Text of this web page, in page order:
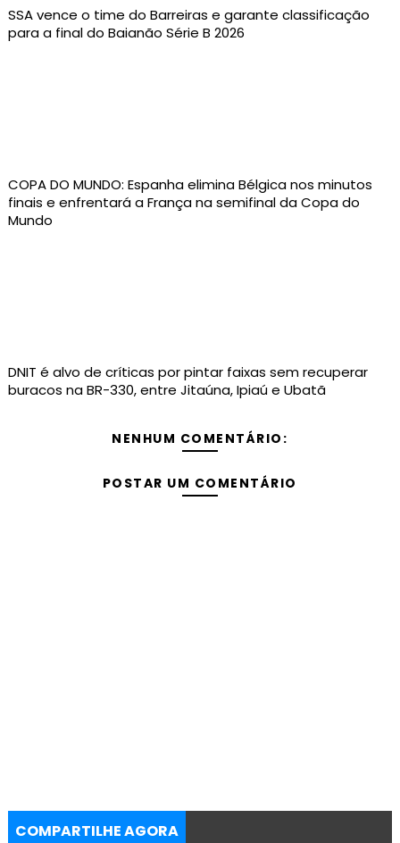
SSA vence o time do Barreiras e garante classificação
para a final do Baianão Série B 2026
COPA DO MUNDO: Espanha elimina Bélgica nos minutos
finais e enfrentará a França na semifinal da Copa do
Mundo
DNIT é alvo de críticas por pintar faixas sem recuperar
buracos na BR-330, entre Jitaúna, Ipiaú e Ubatã
NENHUM COMENTÁRIO:
POSTAR UM COMENTÁRIO
COMPARTILHE AGORA